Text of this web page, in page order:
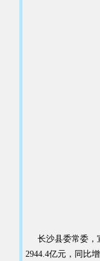
长沙县委常委，
2944.4亿元，同比